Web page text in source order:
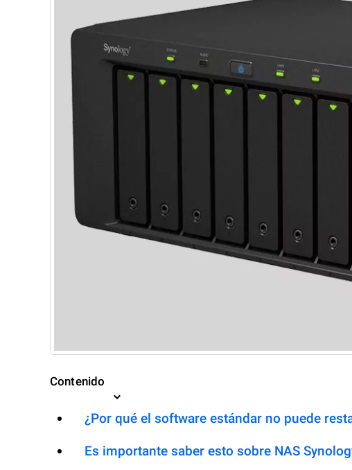
Contenido
¿Por qué el software estándar no puede
Es importante saber esto sobre NAS